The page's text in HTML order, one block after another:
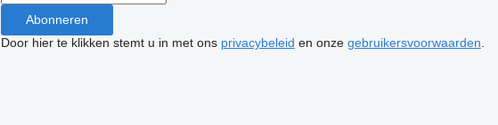
Abonneren
Door hier te klikken stemt u in met ons privacybeleid en onze gebruikersvoorwaarden